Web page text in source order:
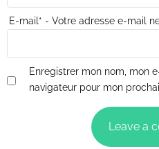
E-mail * - Votre adresse e-mail
Enregistrer mon nom, mon
navigateur pour mon